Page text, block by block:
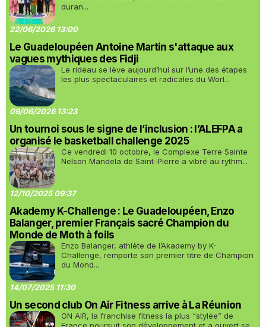
duran...
22/06/2026 13:00
Le Guadeloupéen Antoine Martin s'attaque aux
vagues mythiques des Fidji
Le rideau se lève aujourd’hui sur l’une des étapes
les plus spectaculaires et radicales du Worl...
09/06/2026 13:23
Un tournoi sous le signe de l’inclusion : l’ALEFPA a
organisé le basketball challenge 2025
Ce vendredi 10 octobre, le Complexe Terre Sainte
Nelson Mandela de Saint-Pierre a vibré au rythm...
12/10/2025 09:37
Akademy K-Challenge : Le Guadeloupéen, Enzo
Balanger, premier Français sacré Champion du
Monde de Moth à foils
Enzo Balanger, athlète de l’Akademy by K-
Challenge, remporte son premier titre de Champion
du Mond...
14/07/2025 11:30
Un second club On Air Fitness arrive à La Réunion
ON AIR, la franchise fitness la plus “stylée” de